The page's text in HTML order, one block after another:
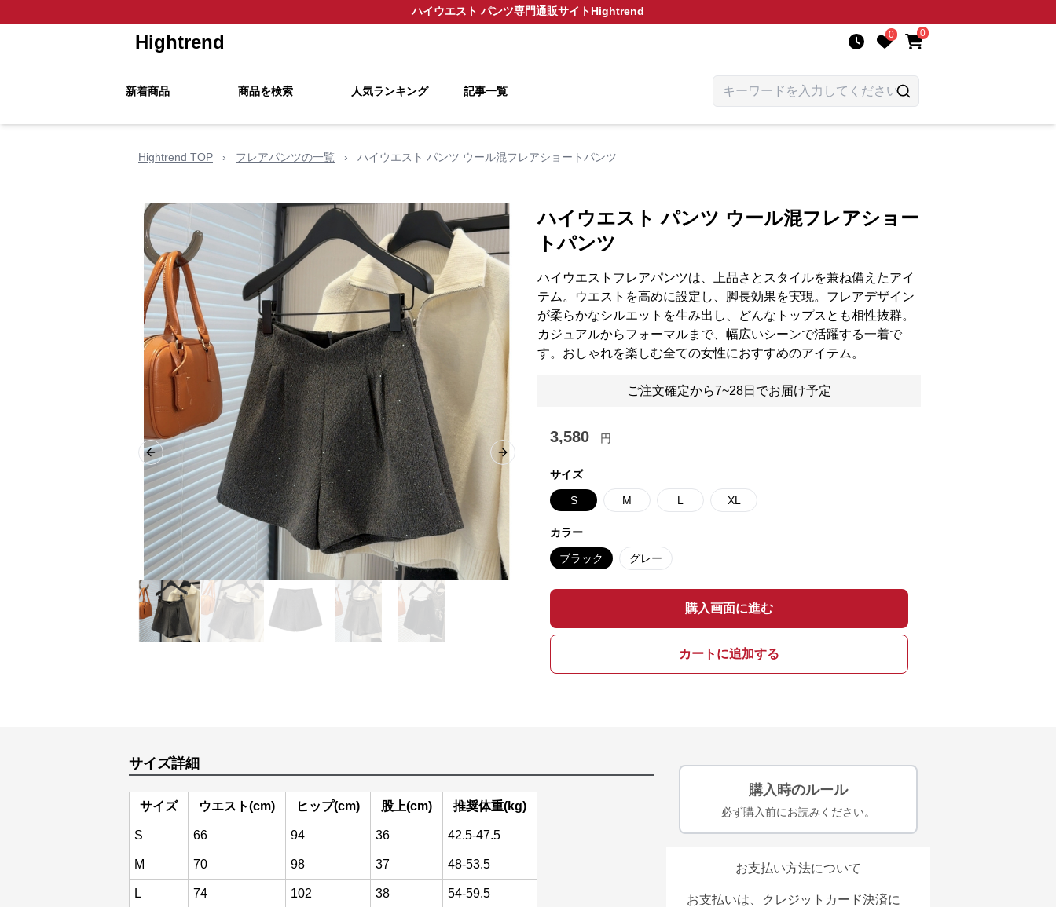
ハイウエスト パンツ専門通販サイトHightrend
Hightrend 0 0
新着商品 商品を検索 人気ランキング 記事一覧
Hightrend TOP › フレアパンツの一覧 › ハイウエスト パンツ ウール混フレアショートパンツ
Previous slide Next slide
ハイウエスト パンツ ウール混フレアショー
トパンツ
ハイウエストフレアパンツは、上品さとスタイルを兼ね備えたアイ
テム。ウエストを高めに設定し、脚長効果を実現。フレアデザイン
が柔らかなシルエットを生み出し、どんなトップスとも相性抜群。
カジュアルからフォーマルまで、幅広いシーンで活躍する一着で
す。おしゃれを楽しむ全ての女性におすすめのアイテム。
ご注文確定から7~28日でお届け予定
3,580 円
サイズ
S M L XL
カラー
ブラック グレー
購入画面に進む
カートに追加する
サイズ詳細
サイズ ウエスト(cm) ヒップ(cm) 股上(cm) 推奨体重(kg)
S 66 94 36 42.5-47.5
M 70 98 37 48-53.5
L 74 102 38 54-59.5
購入時のルール
必ず購入前にお読みください。
お支払い方法について
お支払いは、クレジットカード決済に